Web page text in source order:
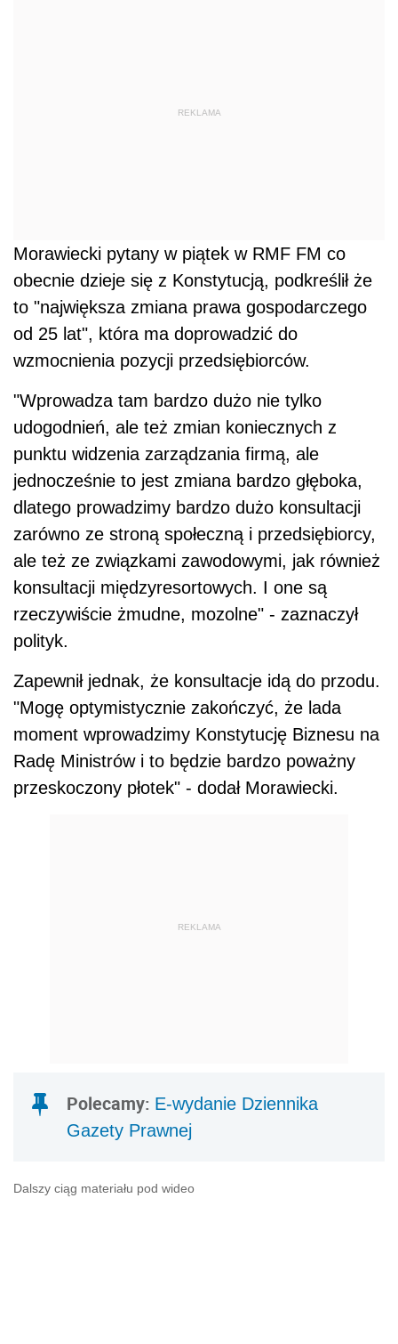
REKLAMA
Morawiecki pytany w piątek w RMF FM co
obecnie dzieje się z Konstytucją, podkreślił że
to "największa zmiana prawa gospodarczego
od 25 lat", która ma doprowadzić do
wzmocnienia pozycji przedsiębiorców.
"Wprowadza tam bardzo dużo nie tylko
udogodnień, ale też zmian koniecznych z
punktu widzenia zarządzania firmą, ale
jednocześnie to jest zmiana bardzo głęboka,
dlatego prowadzimy bardzo dużo konsultacji
zarówno ze stroną społeczną i przedsiębiorcy,
ale też ze związkami zawodowymi, jak również
konsultacji międzyresortowych. I one są
rzeczywiście żmudne, mozolne" - zaznaczył
polityk.
Zapewnił jednak, że konsultacje idą do przodu.
"Mogę optymistycznie zakończyć, że lada
moment wprowadzimy Konstytucję Biznesu na
Radę Ministrów i to będzie bardzo poważny
przeskoczony płotek" - dodał Morawiecki.
REKLAMA
Polecamy: E-wydanie Dziennika
Gazety Prawnej
Dalszy ciąg materiału pod wideo